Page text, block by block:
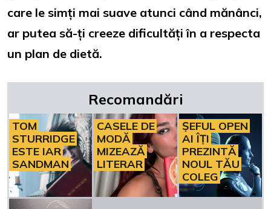
care le simți mai suave atunci când mănânci,
ar putea să-ți creeze dificultăți în a respecta
un plan de dietă.
Recomandări
TOM
STURRIDGE
ESTE IAR
SANDMAN
CASELE DE
MODĂ
MIZEAZĂ
LITERAR
ȘEFUL OPEN
AI ÎȚI
PREZINTĂ
NOUL TĂU
COLEG